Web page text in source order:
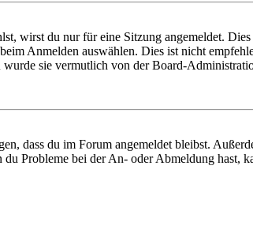
wirst du nur für eine Sitzung angemeldet.
Anmelden auswählen. Dies ist nicht
sie vermutlich von der Board-
dass du im Forum angemeldet bleibst.
Probleme bei der An- oder Abmeldung hast,